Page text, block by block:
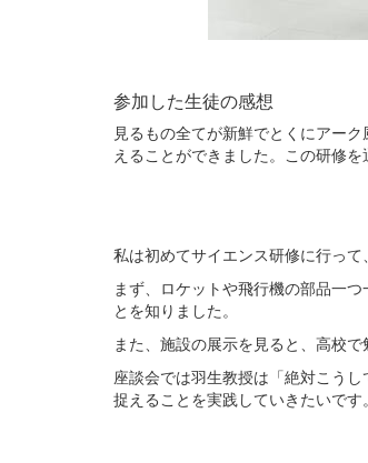
参加した生徒の感想
見るもの全てが新鮮でとくにアー
えることができました。この研修
私は初めてサイエンス研修に行って
まず、ロケットや飛行機の部品一
とを知りました。
また、施設の展示を見ると、高校
座談会では羽生教授は「絶対こう
捉えることを実践していきたいです。